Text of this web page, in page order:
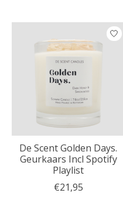
De Scent Golden Days.
Geurkaars Incl Spotify
Playlist
€21,95